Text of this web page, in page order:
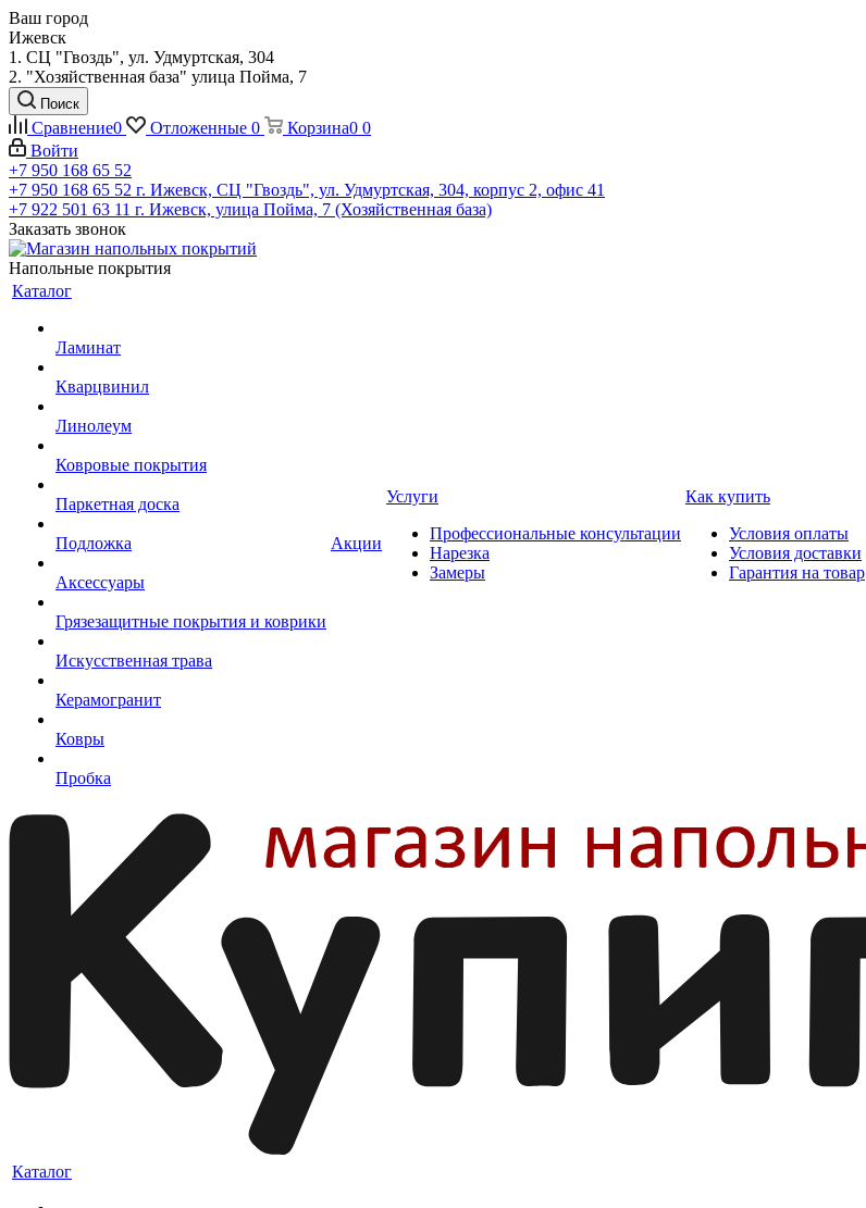
Ваш город
Ижевск
1. СЦ "Гвоздь", ул. Удмуртская, 304
2. "Хозяйственная база" улица Пойма, 7
Поиск
Сравнение0 Отложенные 0 Корзина0 0
Войти
+7 950 168 65 52
+7 950 168 65 52 г. Ижевск, СЦ "Гвоздь", ул. Удмуртская, 304, корпус 2, офис 41
+7 922 501 63 11 г. Ижевск, улица Пойма, 7 (Хозяйственная база)
Заказать звонок
Напольные покрытия
Каталог
Ламинат
Кварцвинил
Линолеум
Ковровые покрытия
Паркетная доска
Подложка
Аксессуары
Грязезащитные покрытия и коврики
Искусственная трава
Керамогранит
Ковры
Пробка
Акции
Услуги
Профессиональные консультации
Нарезка
Замеры
Как купить
Условия оплаты
Условия доставки
Гарантия на товар
Каталог